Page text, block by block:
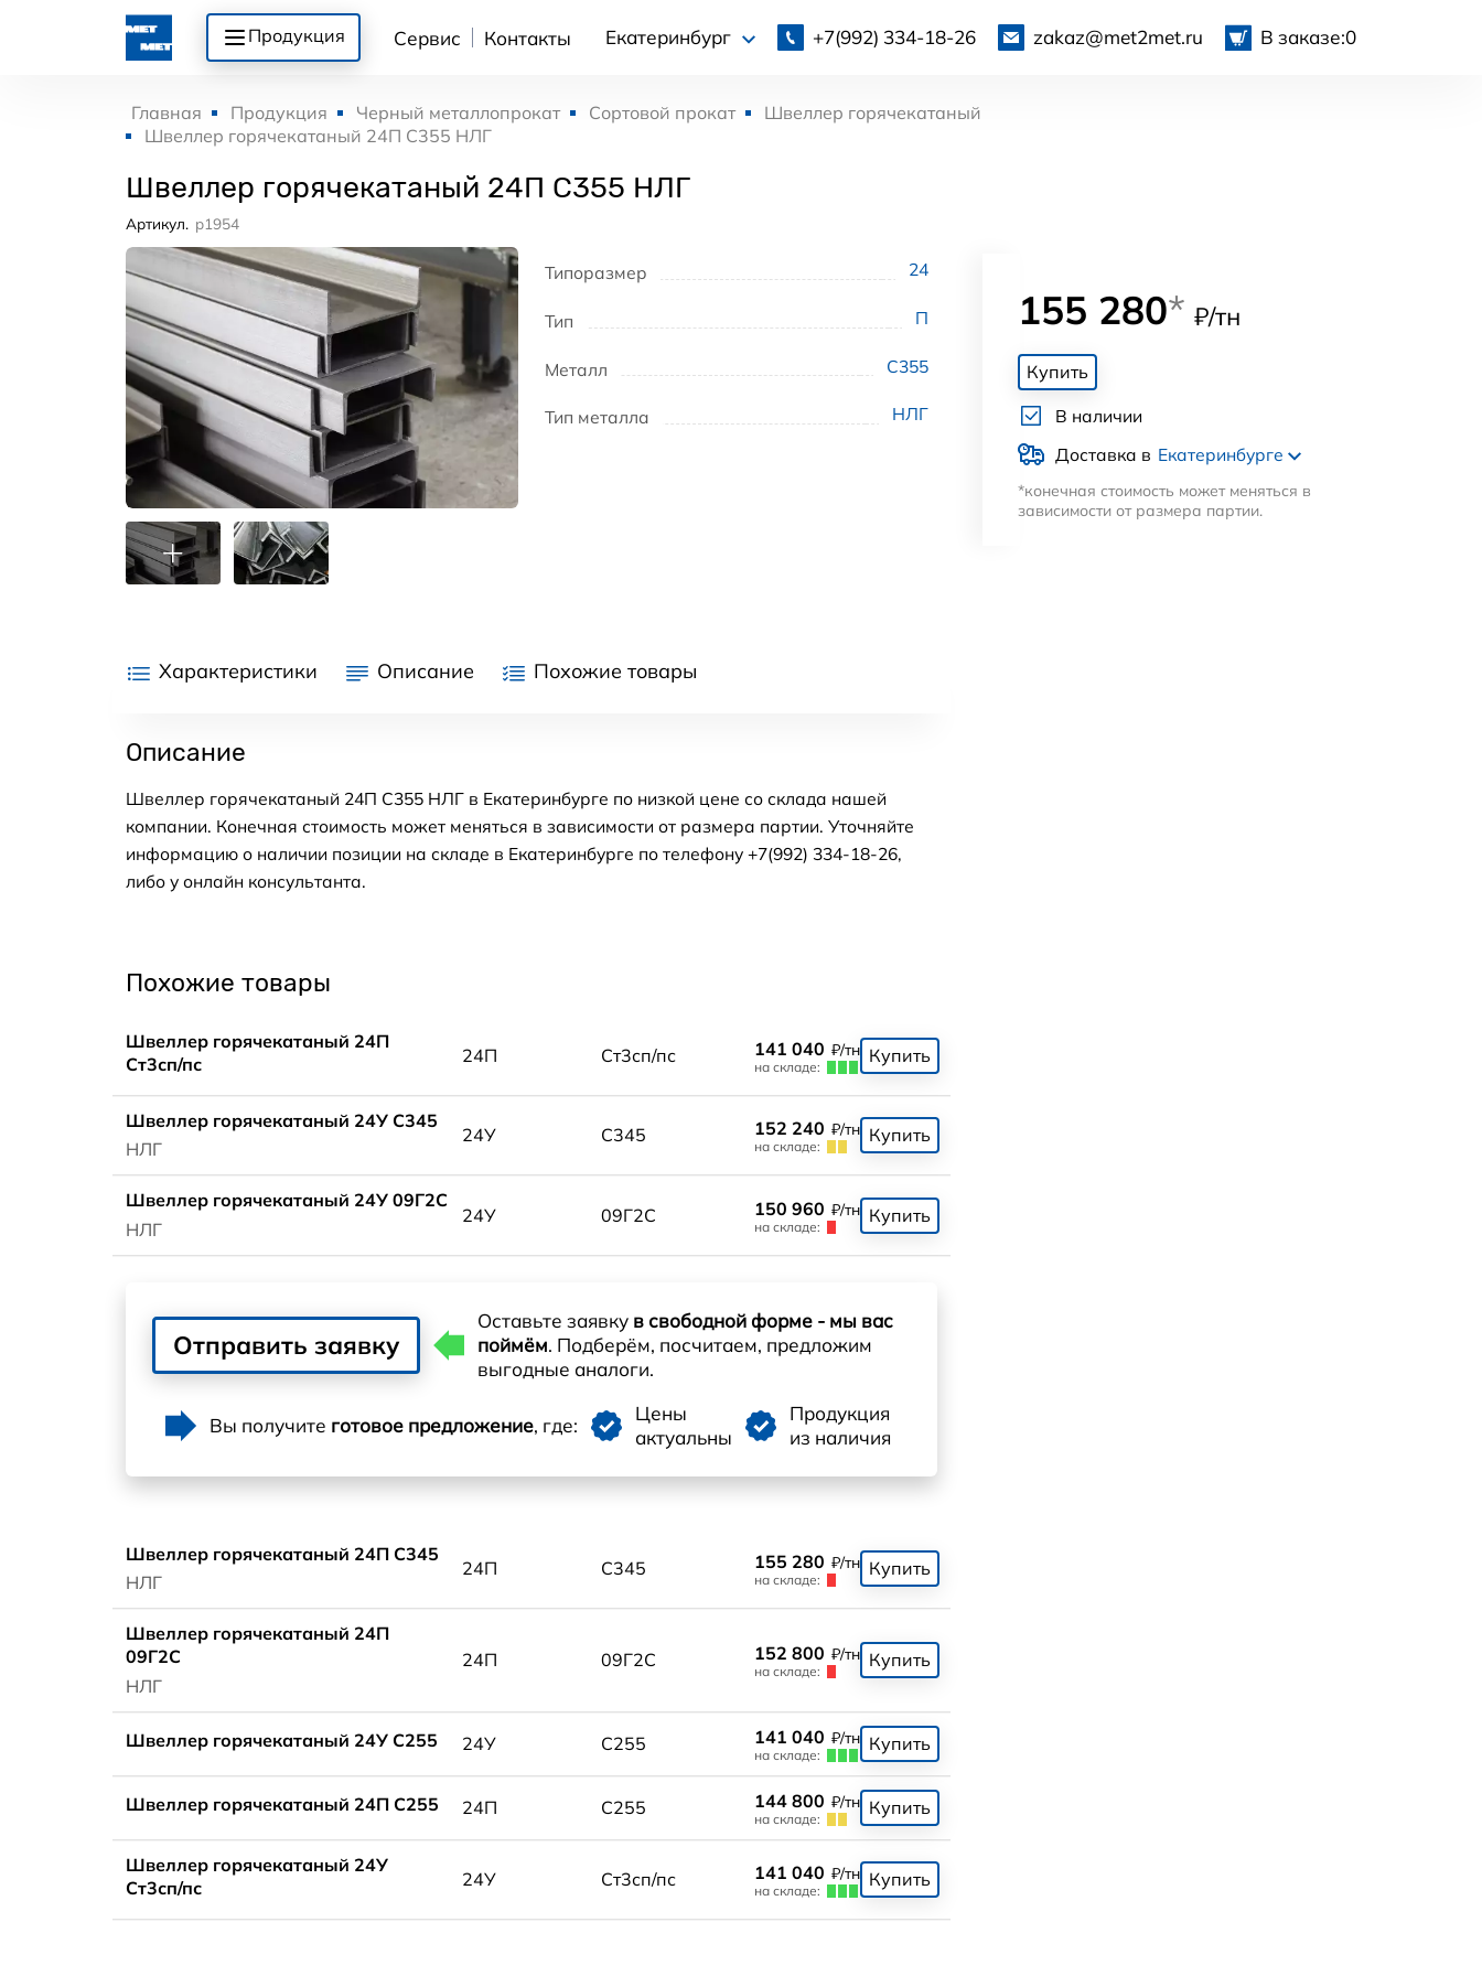
Продукция Сервис Контакты Екатеринбург +7(992) 334-18-26 zakaz@met2met.ru В заказе:0
Главная Продукция Черный металлопрокат Сортовой прокат
Швеллер горячекатаный
Швеллер горячекатаный 24П С355 НЛГ
Швеллер горячекатаный 24П С355 НЛГ
Артикул. p1954
Типоразмер 24
Тип П
Металл С355
Тип металла НЛГ
155 280* ₽/тн
Купить
В наличии
Доставка в Екатеринбурге
*конечная стоимость может меняться в
зависимости от размера партии.
Характеристики Описание Похожие товары
Описание
Швеллер горячекатаный 24П С355 НЛГ в Екатеринбурге по низкой цене со склада нашей
компании. Конечная стоимость может меняться в зависимости от размера партии. Уточняйте
информацию о наличии позиции на складе в Екатеринбурге по телефону +7(992) 334-18-26,
либо у онлайн консультанта.
Похожие товары
Швеллер горячекатаный 24П
Ст3сп/пс
24П Ст3сп/пс 141 040 ₽/тн
на складе:
Купить
Швеллер горячекатаный 24У С345
НЛГ
24У С345 152 240 ₽/тн
на складе:
Купить
Швеллер горячекатаный 24У 09Г2С
НЛГ
24У 09Г2С 150 960 ₽/тн
на складе:
Купить
Отправить заявку
Оставьте заявку в свободной форме - мы вас
поймём. Подберём, посчитаем, предложим
выгодные аналоги.
Вы получите готовое предложение, где:
Цены
актуальны
Продукция
из наличия
Швеллер горячекатаный 24П С345
НЛГ
24П С345 155 280 ₽/тн
на складе:
Купить
Швеллер горячекатаный 24П
09Г2С
НЛГ
24П 09Г2С 152 800 ₽/тн
на складе:
Купить
Швеллер горячекатаный 24У С255 24У С255 141 040 ₽/тн
на складе:
Купить
Швеллер горячекатаный 24П С255 24П С255 144 800 ₽/тн
на складе:
Купить
Швеллер горячекатаный 24У
Ст3сп/пс
24У Ст3сп/пс 141 040 ₽/тн
на складе:
Купить